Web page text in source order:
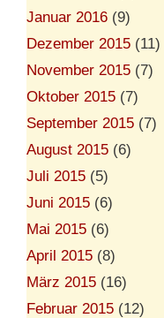
Januar 2016 (9)
Dezember 2015 (11)
November 2015 (7)
Oktober 2015 (7)
September 2015 (7)
August 2015 (6)
Juli 2015 (5)
Juni 2015 (6)
Mai 2015 (6)
April 2015 (8)
März 2015 (16)
Februar 2015 (12)